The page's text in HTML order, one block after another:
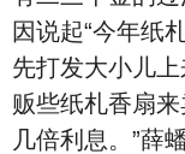
因说起“今年纸
先打发大小儿
贩些纸札香扇
几倍利息。”薛